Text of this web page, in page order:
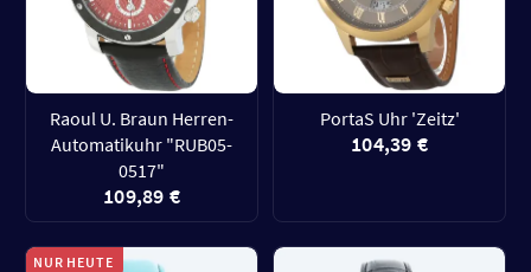
Raoul U. Braun Herren-
Automatikuhr "RUB05-
0517"
109,89 €
PortaS Uhr 'Zeitz'
104,39 €
NUR HEUTE